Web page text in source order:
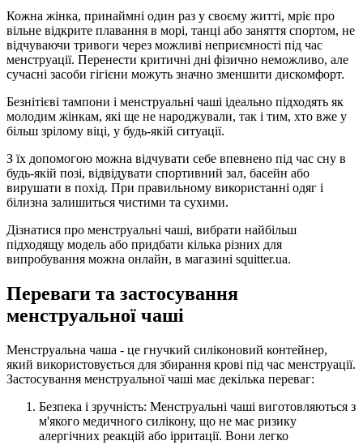
Кожна жінка, принаймні один раз у своєму житті, мріє про
вільне відкрите плавання в морі, танці або заняття спортом, не
відчуваючи тривоги через можливі неприємності під час
менструації. Перенести критичні дні фізично неможливо, але
сучасні засоби гігієни можуть значно зменшити дискомфорт.
Безнітієві тампони і менструальні чаші ідеально підходять як
молодим жінкам, які ще не народжували, так і тим, хто вже у
більш зрілому віці, у будь-якій ситуації.
З їх допомогою можна відчувати себе впевнено під час сну в
будь-якій позі, відвідувати спортивний зал, басейн або
вирушати в похід. При правильному використанні одяг і
білизна залишиться чистими та сухими.
Дізнатися про менструальні чаші, вибрати найбільш
підходящу модель або придбати кілька різних для
випробування можна онлайн, в магазині squitter.ua.
Переваги та застосування
менструальної чаші
Менструальна чаша - це гнучкий силіконовий контейнер,
який використовується для збирання крові під час менструації.
Застосування менструальної чаші має декілька переваг:
Безпека і зручність: Менструальні чаші виготовляються з
м'якого медичного силікону, що не має ризику
алергічних реакцій або ірритації. Вони легко